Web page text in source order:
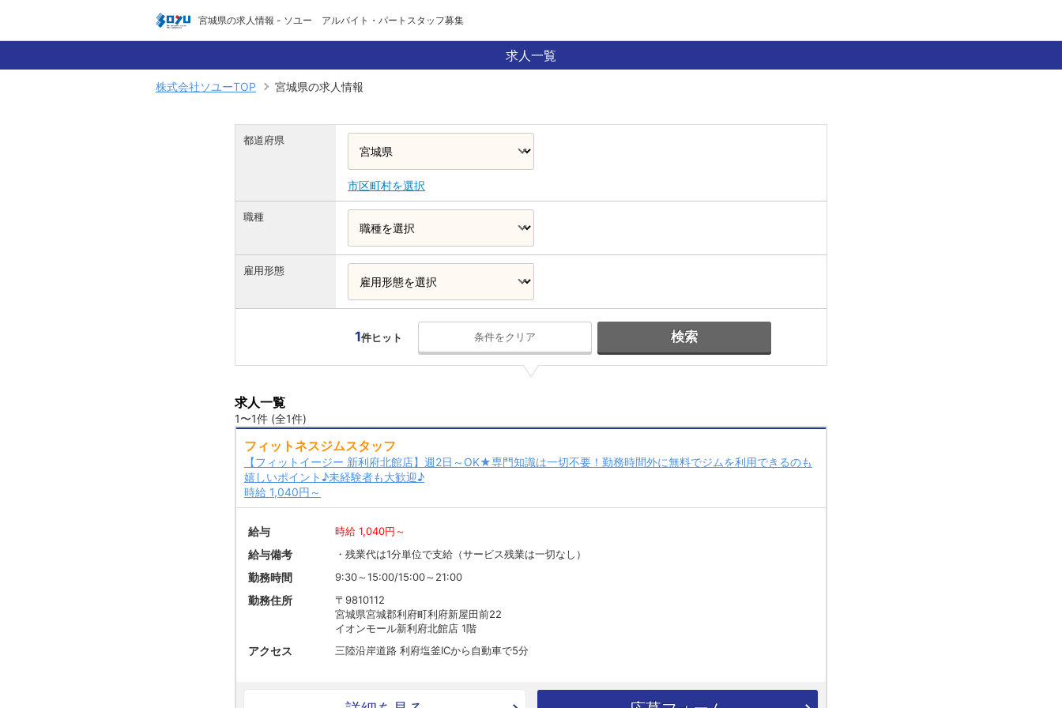
宮城県の求人情報 - ソユー アルバイト・パートスタッフ募集
求人一覧
株式会社ソユーTOP 宮城県の求人情報
都道府県
市区町村を選択
職種
雇用形態
1件ヒット 条件をクリア 検索
求人一覧
1〜1件 (全1件)
フィットネスジムスタッフ
【フィットイージー 新利府北館店】週2日～OK★専門知識は一切不要！勤務時間外に無料でジムを利用できるのも
嬉しいポイント♪未経験者も大歓迎♪
時給 1,040円～
給与 時給 1,040円～
給与備考 ・残業代は1分単位で支給（サービス残業は一切なし）
勤務時間 9:30～15:00/15:00～21:00
勤務住所
〒9810112
宮城県宮城郡利府町利府新屋田前22
イオンモール新利府北館店 1階
アクセス 三陸沿岸道路 利府塩釜ICから自動車で5分